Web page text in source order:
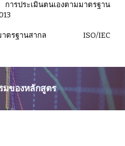
รประเมินตนเองตามมาตรฐาน
ามมาตรฐานสากล ISO/IEC
มของหลักสูตร